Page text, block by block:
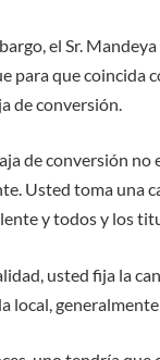
el Sr.
para que coincida
de conversión.
de conversión
Usted toma una
y todos y los
usted fija la
local,